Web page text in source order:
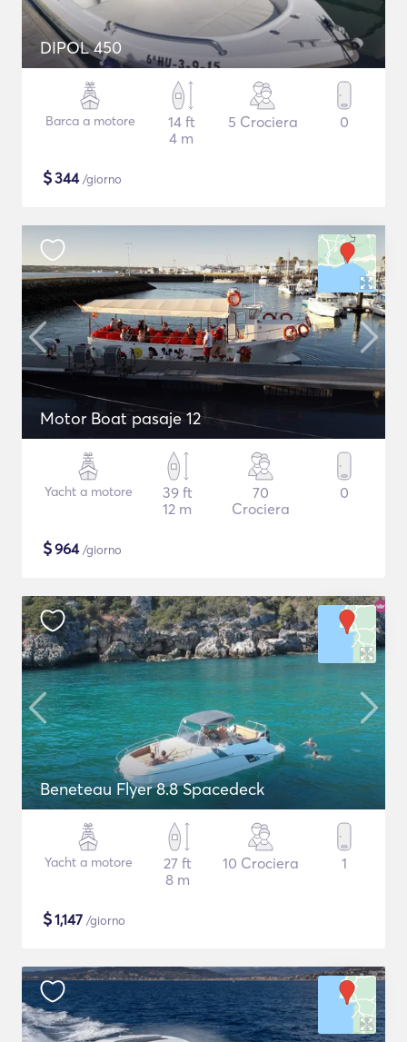
DIPOL 450
Barca a motore
14 ft
4 m
5 Crociera 0
$344/giorno
Motor Boat pasaje 12
Yacht a motore
39 ft
12 m
70
Crociera
0
$964/giorno
Beneteau Flyer 8.8 Spacedeck
Yacht a motore
27 ft
8 m
10 Crociera 1
$1,147 /giorno